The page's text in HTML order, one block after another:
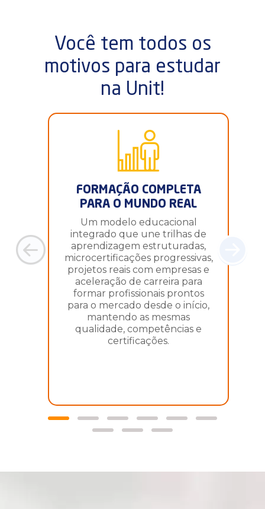
Você tem todos os
motivos para estudar
na Unit!
FORMAÇÃO COMPLETA
PARA O MUNDO REAL
Um modelo educacional
integrado que une trilhas de
aprendizagem estruturadas,
microcertificações progressivas,
projetos reais com empresas e
aceleração de carreira para
formar profissionais prontos
para o mercado desde o início,
mantendo as mesmas
qualidade, competências e
certificações.